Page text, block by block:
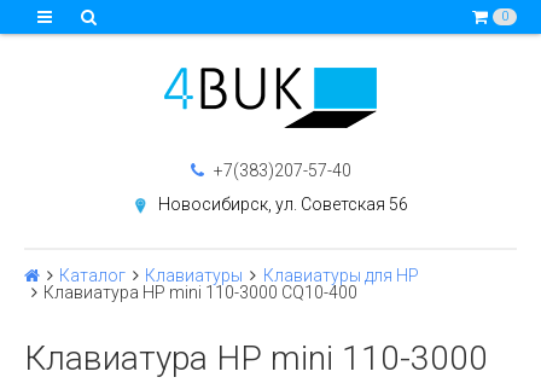
0
+7(383)207-57-40
Новосибирск, ул. Советская 56
Каталог Клавиатуры
Клавиатуры для HP
Клавиатура HP mini 110-3000 CQ10-400
Клавиатура HP mini 110-3000